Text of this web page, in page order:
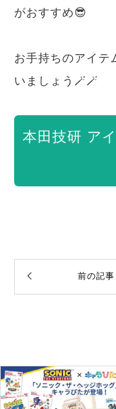
がおすすめ😎
お手持ちのアイテ
いましょう🪄🪄
本田技研 ア
前の記事